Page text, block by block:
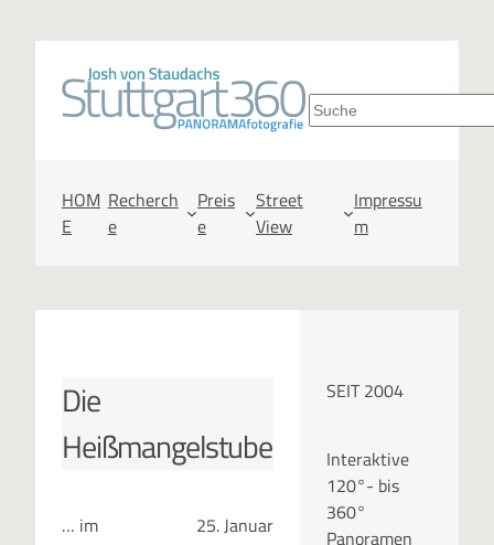
Zum
Inhalt
springen
S
HOM
E
Recherch
e
Preis
e
Street
View
Impressu
m
Die
Heißmangelstube
… im
25. Januar
SEIT 2004
Interaktive
120°- bis
360°
Panoramen